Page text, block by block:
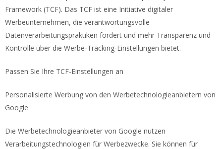
Framework (TCF). Das TCF ist eine Initiative digitaler
Werbeunternehmen, die verantwortungsvolle
Datenverarbeitungspraktiken fördert und mehr Transparenz und
Kontrolle über die Werbe-Tracking-Einstellungen bietet.
Passen Sie Ihre TCF-Einstellungen an
Personalisierte Werbung von den Werbetechnologieanbietern von
Google
Die Werbetechnologieanbieter von Google nutzen
Verarbeitungstechnologien für Werbezwecke. Sie können für